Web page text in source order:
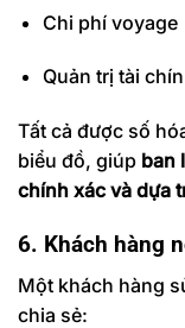
Chi phí voyage
Quản trị tài
Tất cả được số
biểu đồ, giúp ban
chính xác và dựa
6. Khách hàng
Một khách hàng
chia sẻ: